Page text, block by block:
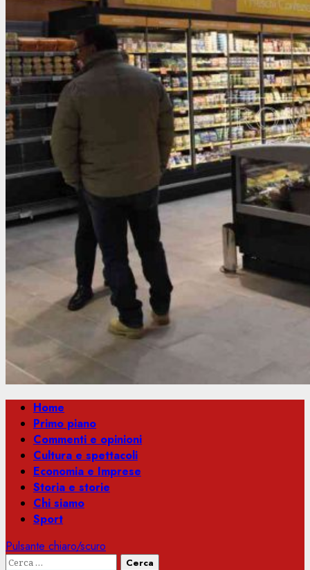
Menu
principale
Home
Primo piano
Commenti e opinioni
Cultura e spettacoli
Economia e Imprese
Storia e storie
Chi siamo
Sport
Pulsante chiaro/scuro
Ricerca